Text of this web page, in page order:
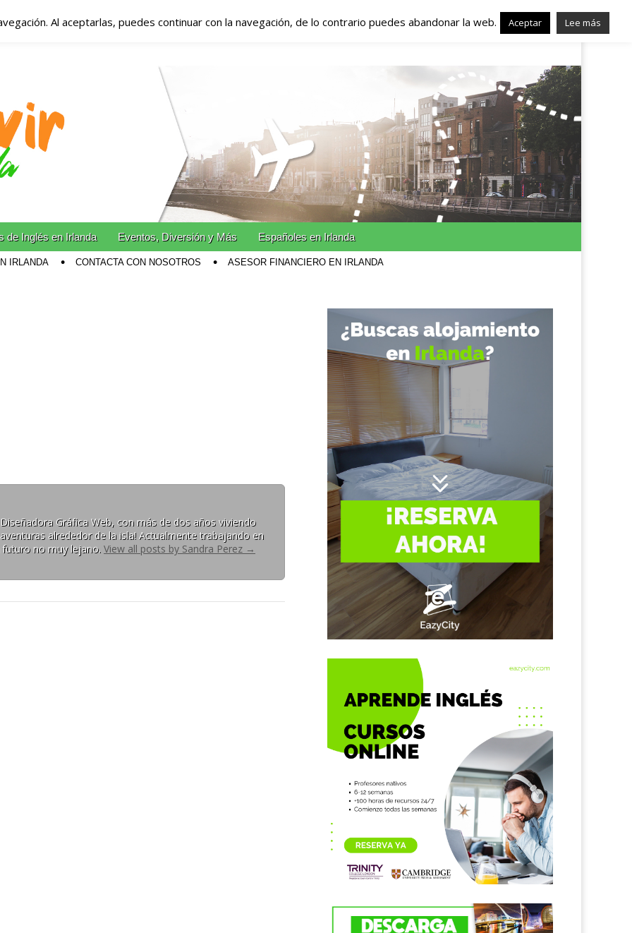
– Vivir en Irlanda – Trabajo en
en Irlanda
Irlanda!
de Inglés en Irlanda Eventos, Diversión y Más Españoles en Irlanda
IRLANDA CONTACTA CON NOSOTROS ASESOR FINANCIERO EN IRLANDA
Gráfica Web, con más de dos años viviendo
alrededor de la isla! Actualmente trabajando en
no muy lejano. View all posts by Sandra Perez →
Al aceptarlas, puedes continuar con la navegación, de lo contrario puedes abandonar la web. Aceptar Lee más